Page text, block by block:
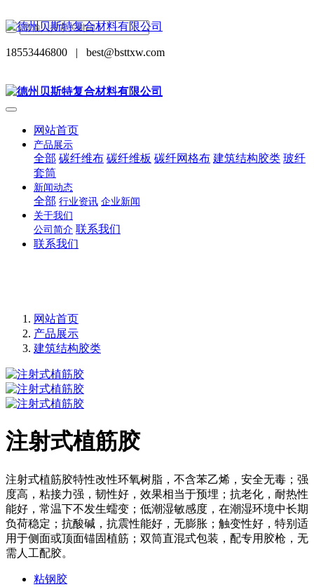
18553446800 | best@bsttxw.com
网站首页
产品展示
全部 碳纤维布 碳纤维板 碳纤网格布 建筑结构胶类 玻纤
套筒
新闻动态
全部 行业资讯 企业新闻
关于我们
公司简介 联系我们
联系我们
网站首页
产品展示
建筑结构胶类
注射式植筋胶
注射式植筋胶特性改性环氧树脂，不含苯乙烯，安全无毒；强
度高，粘接力强，韧性好，效果相当于预埋；抗老化，耐热性
能好，常温下不发生蠕变；低潮湿敏感度，在潮湿环境中长期
负荷稳定；抗酸碱，抗震性能好，无膨胀；触变性好，特别适
用于侧面或顶面锚固植筋；双筒直混式包装，配专用胶枪，无
需人工配胶。
粘钢胶